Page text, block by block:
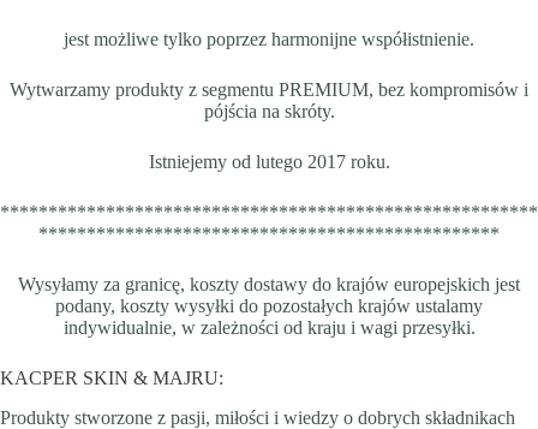
jest możliwe tylko poprzez harmonijne współistnienie.
Wytwarzamy produkty z segmentu PREMIUM, bez kompromisów i
pójścia na skróty.
Istniejemy od lutego 2017 roku.
********************************************************
************************************************
Wysyłamy za granicę, koszty dostawy do krajów europejskich jest
podany, koszty wysyłki do pozostałych krajów ustalamy
indywidualnie, w zależności od kraju i wagi przesyłki.
KACPER SKIN & MAJRU:
Produkty stworzone z pasji, miłości i wiedzy o dobrych składnikach